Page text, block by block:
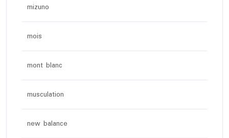
mizuno
mois
mont blanc
musculation
new balance